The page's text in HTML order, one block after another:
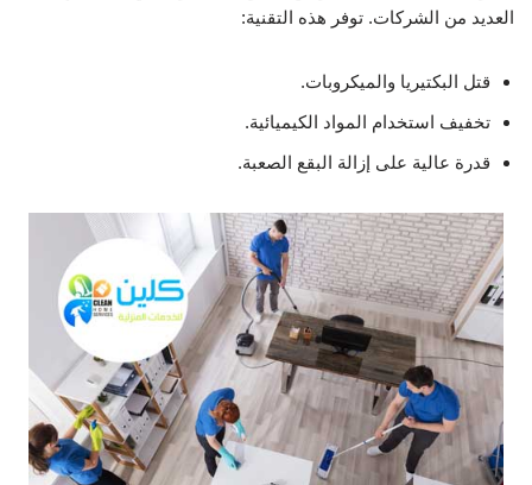
العديد من الشركات. توفر هذه التقنية:
قتل البكتيريا والميكروبات.
تخفيف استخدام المواد الكيميائية.
قدرة عالية على إزالة البقع الصعبة.